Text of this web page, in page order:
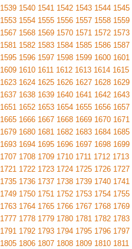
1539 1540 1541 1542 1543 1544 1545
1553 1554 1555 1556 1557 1558 1559
1567 1568 1569 1570 1571 1572 1573
1581 1582 1583 1584 1585 1586 1587
1595 1596 1597 1598 1599 1600 1601
1609 1610 1611 1612 1613 1614 1615
1623 1624 1625 1626 1627 1628 1629
1637 1638 1639 1640 1641 1642 1643
1651 1652 1653 1654 1655 1656 1657
1665 1666 1667 1668 1669 1670 1671
1679 1680 1681 1682 1683 1684 1685
1693 1694 1695 1696 1697 1698 1699
1707 1708 1709 1710 1711 1712 1713
1721 1722 1723 1724 1725 1726 1727
1735 1736 1737 1738 1739 1740 1741
1749 1750 1751 1752 1753 1754 1755
1763 1764 1765 1766 1767 1768 1769
1777 1778 1779 1780 1781 1782 1783
1791 1792 1793 1794 1795 1796 1797
1805 1806 1807 1808 1809 1810 1811